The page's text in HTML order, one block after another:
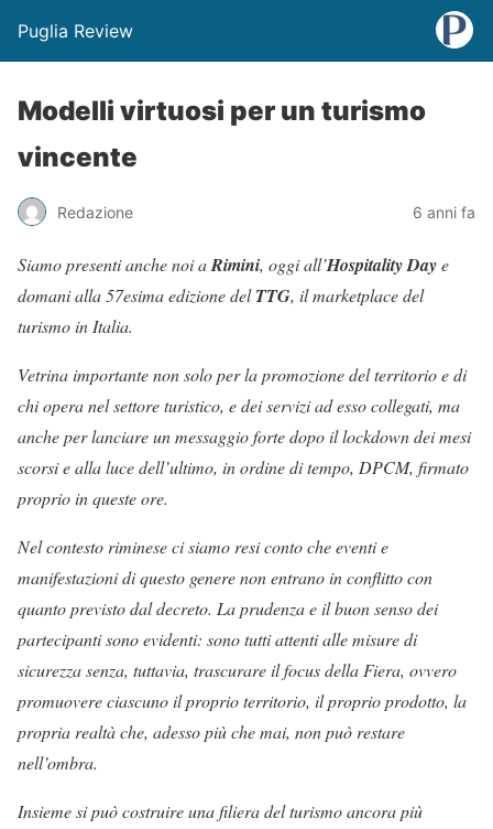
Puglia Review
Modelli virtuosi per un turismo
vincente
Redazione 6 anni fa
Siamo presenti anche noi aRimini, oggi all’Hospitality Daye
domani alla 57esima edizione delTTG, il marketplace del
turismo in Italia.
Vetrina importante non solo per la promozione del territorio e di
chi opera nel settore turistico, e dei servizi ad esso collegati, ma
anche per lanciare un messaggio forte dopo il lockdown dei mesi
scorsi e alla luce dell’ultimo, in ordine di tempo, DPCM, firmato
proprio in queste ore.
Nel contesto riminese ci siamo resi conto che eventi e
manifestazioni di questo genere non entrano in conflitto con
quanto previsto dal decreto. La prudenza e il buon senso dei
partecipanti sono evidenti: sono tutti attenti alle misure di
sicurezza senza, tuttavia, trascurare il focus della Fiera, ovvero
promuovere ciascuno il proprio territorio, il proprio prodotto, la
propria realtà che, adesso più che mai, non può restare
nell’ombra.
Insieme si può costruire una filiera del turismo ancora più